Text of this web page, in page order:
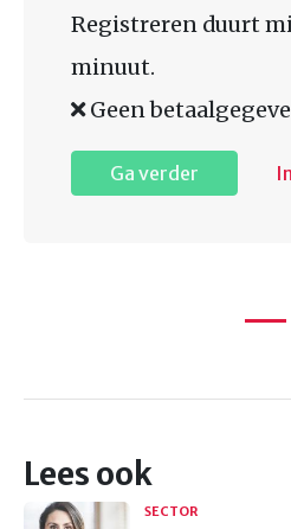
Registreren duurt
minuut.
Geen
Ga verder
Lees ook
SECTOR